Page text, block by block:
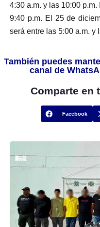
4:30 a.m. y las 10:00
9:40 p.m. El 25 de
será entre las 5:00 a.m. y
También puedes
canal de
Comparte en
Facebook